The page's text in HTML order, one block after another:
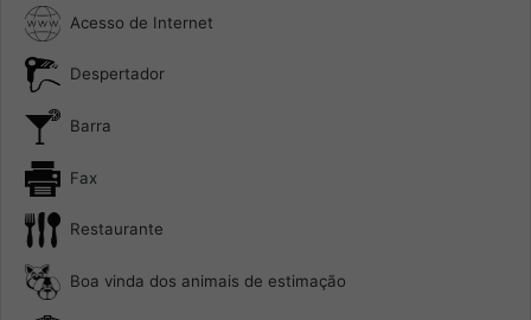
Acesso de Internet
Despertador
Barra
Fax
Restaurante
Boa vinda dos animais de estimação